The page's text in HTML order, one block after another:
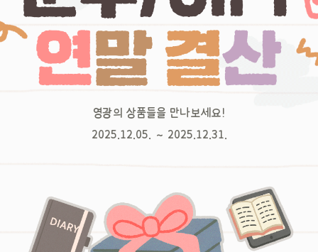
영광의 상품들을 만나보세요!
2025.12.05. ~ 2025.12.31.